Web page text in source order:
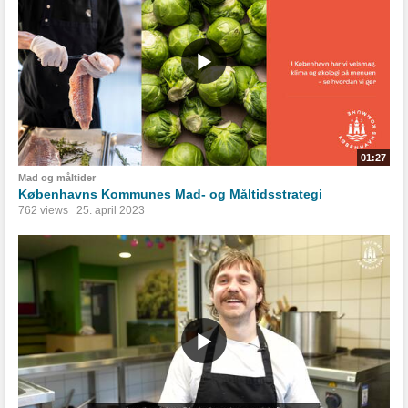
01:27
Mad og måltider
Københavns Kommunes Mad- og Måltidsstrategi
762 views 25. april 2023